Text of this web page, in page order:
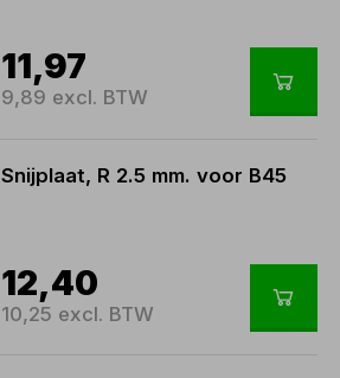
11,97
9,89 excl. BTW
Snijplaat, R 2.5 mm. voor B45
12,40
10,25 excl. BTW